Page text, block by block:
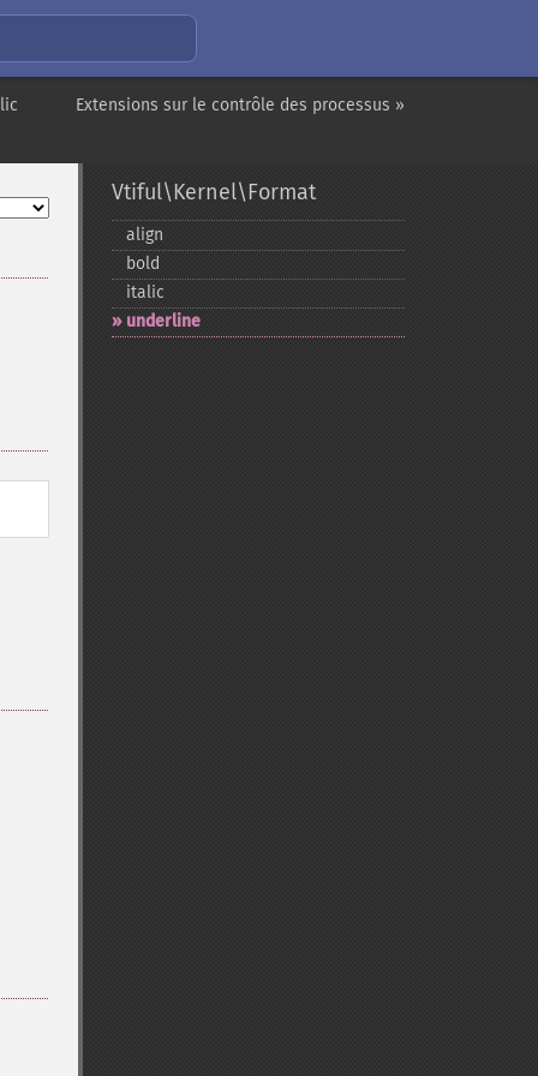
Extensions sur le contrôle des processus »
Vtiful\Kernel\Format
align
bold
italic
underline